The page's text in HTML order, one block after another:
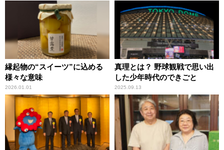
縁起物の“スイーツ”に込める
様々な意味
2026.01.01
真理とは？ 野球観戦で思い出
した少年時代のできごと
2025.09.13